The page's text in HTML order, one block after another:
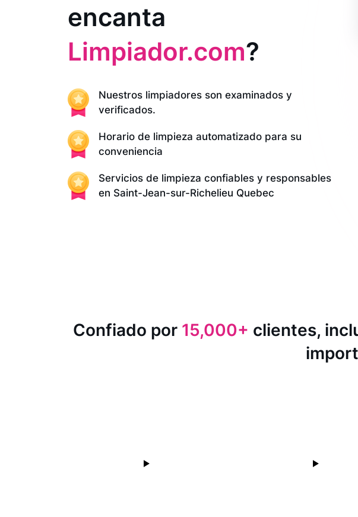
encanta
Limpiador.com?
Nuestros limpiadores son examinados y
verificados.
Horario de limpieza automatizado para su
conveniencia
Servicios de limpieza confiables y responsables
en Saint-Jean-sur-Richelieu Quebec
Confiado por 15,000+ clientes,